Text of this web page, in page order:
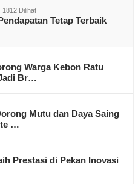
1812 Dilihat
Tetap Terbaik
Warga Kebon Ratu
Br…
Mutu dan Daya Saing
…
Prestasi di Pekan Inovasi